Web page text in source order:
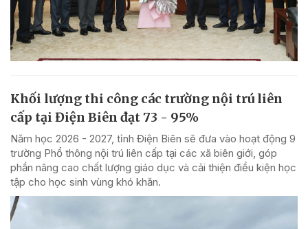
Khối lượng thi công các trường nội trú liên
cấp tại Điện Biên đạt 73 - 95%
Năm học 2026 - 2027, tỉnh Điện Biên sẽ đưa vào hoạt động 9
trường Phổ thông nội trú liên cấp tại các xã biên giới, góp
phần nâng cao chất lượng giáo dục và cải thiện điều kiện học
tập cho học sinh vùng khó khăn.